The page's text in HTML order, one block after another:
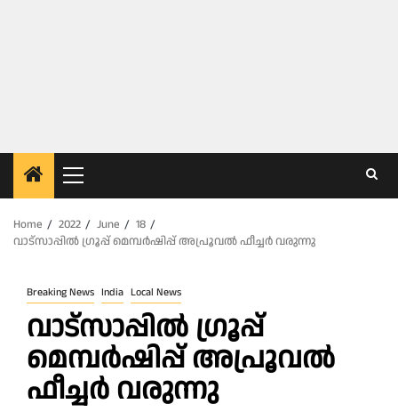
Primary
Menu
Home
2022 June
18
വാട്‌സാപ്പില്‍ ഗ്രൂപ്പ് മെമ്പര്‍ഷിപ്പ് അപ്രൂവല്‍ ഫീച്ചര്‍ വരുന്നു
Breaking News India Local News
വാട്‌സാപ്പില്‍ ഗ്രൂപ്പ്
മെമ്പര്‍ഷിപ്പ് അപ്രൂവല്‍
ഫീച്ചര്‍ വരുന്നു